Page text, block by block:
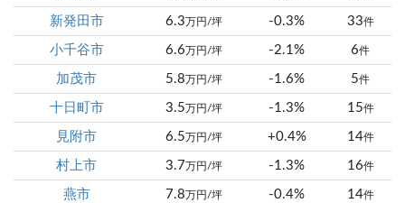
新発田市 6.3万円/坪 -0.3% 33件
小千谷市 6.6万円/坪 -2.1% 6件
加茂市 5.8万円/坪 -1.6% 5件
十日町市 3.5万円/坪 -1.3% 15件
見附市 6.5万円/坪 +0.4% 14件
村上市 3.7万円/坪 -1.3% 16件
燕市 7.8万円/坪 -0.4% 14件